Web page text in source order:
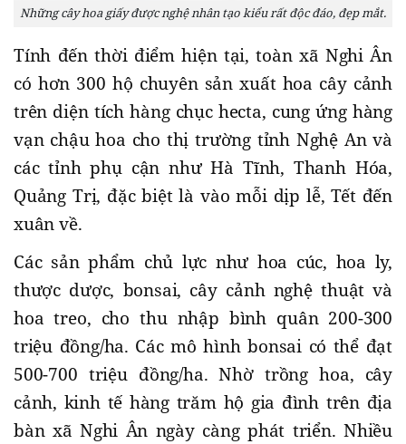
Những cây hoa giấy được nghệ nhân tạo kiểu rất độc đáo, đẹp mắt.
Tính đến thời điểm hiện tại, toàn xã Nghi Ân
có hơn 300 hộ chuyên sản xuất hoa cây cảnh
trên diện tích hàng chục hecta, cung ứng hàng
vạn chậu hoa cho thị trường tỉnh Nghệ An và
các tỉnh phụ cận như Hà Tĩnh, Thanh Hóa,
Quảng Trị, đặc biệt là vào mỗi dịp lễ, Tết đến
xuân về.
Các sản phẩm chủ lực như hoa cúc, hoa ly,
thược dược, bonsai, cây cảnh nghệ thuật và
hoa treo, cho thu nhập bình quân 200-300
triệu đồng/ha. Các mô hình bonsai có thể đạt
500-700 triệu đồng/ha. Nhờ trồng hoa, cây
cảnh, kinh tế hàng trăm hộ gia đình trên địa
bàn xã Nghi Ân ngày càng phát triển. Nhiều